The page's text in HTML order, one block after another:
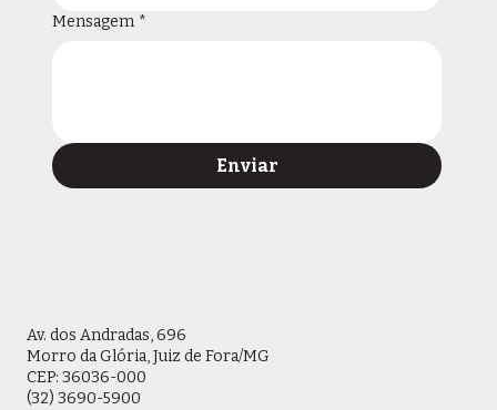
Av. dos Andradas, 696
Morro da Glória, Juiz de Fora/MG
CEP: 36036-000
(32) 3690-5900
Mensagem *
Enviar